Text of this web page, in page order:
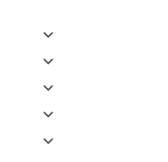




